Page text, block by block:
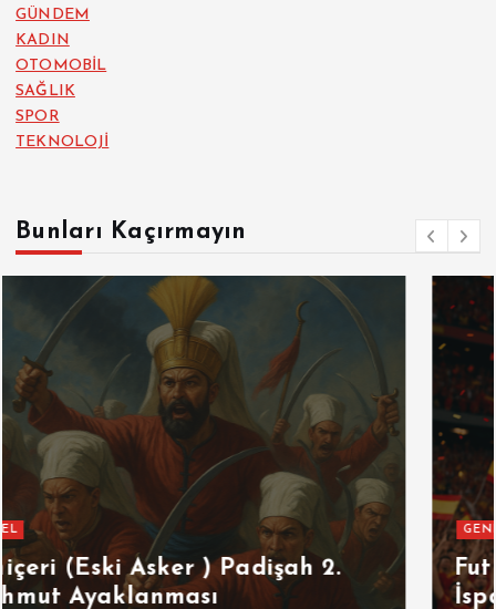
GÜNDEM
KADIN
OTOMOBİL
SAĞLIK
SPOR
TEKNOLOJİ
Bunları Kaçırmayın
GENEL SPOR
Futbolun Zirvesinde Yeniden
İspanya